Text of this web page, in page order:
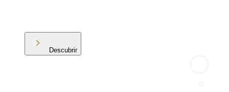
Descubrir